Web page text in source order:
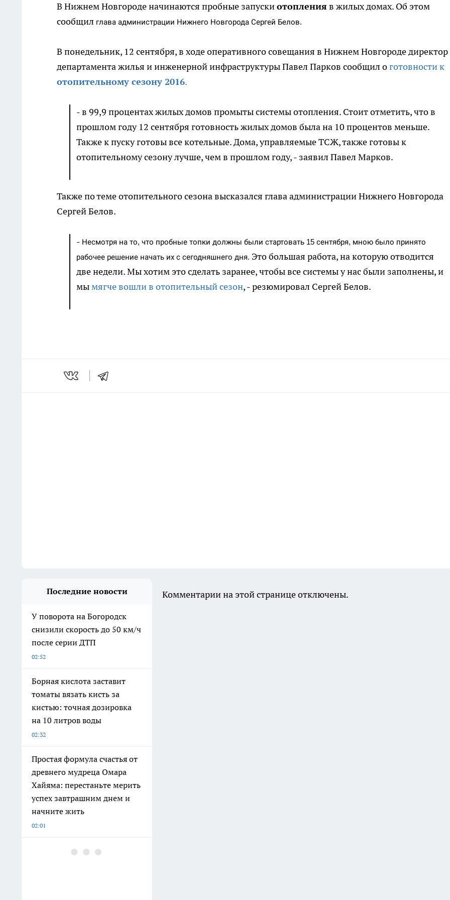
В Нижнем Новгороде начинаются пробные запускиотопления в жилых домах. Об этом
сообщил глава администрации Нижнего Новгорода Сергей Белов.
В понедельник, 12 сентября, в ходе оперативного совещания в Нижнем Новгороде директор
департамента жилья и инженерной инфраструктуры Павел Парков сообщил оготовности к
отопительному сезону 2016.
- в 99,9 процентах жилых домов промыты системы отопления. Стоит отметить, что в
прошлом году 12 сентября готовность жилых домов была на 10 процентов меньше.
Также к пуску готовы все котельные. Дома, управляемые ТСЖ, также готовы к
отопительному сезону лучше, чем в прошлом году, - заявил Павел Марков.
Также по теме отопительного сезона высказался глава администрации Нижнего Новгорода
Сергей Белов.
- Несмотря на то, что пробные топки должны были стартовать 15 сентября, мною было принято
рабочее решение начать их с сегодняшнего дня. Это большая работа, на которую отводится
две недели. Мы хотим это сделать заранее, чтобы все системы у нас были заполнены, и
мымягче вошли в отопительный сезон, - резюмировал Сергей Белов.
Последние новости
У поворота на Богородск
снизили скорость до 50 км/ч
после серии ДТП
02:52
Борная кислота заставит
томаты вязать кисть за
кистью: точная дозировка
на 10 литров воды
02:32
Простая формула счастья от
древнего мудреца Омара
Хайяма: перестаньте мерить
успех завтрашним днем и
начните жить
02:01
Их почти не услышишь на
Комментарии на этой странице отключены.